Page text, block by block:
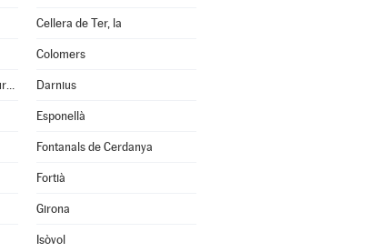
Cellera de Ter, la
Colomers
Cruïlles, Monells i Sant Sadurní de l'Heura Darnius
Esponellà
Fontanals de Cerdanya
Fortià
Girona
Isòvol